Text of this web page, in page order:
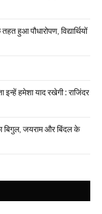
हुआ पौधारोपण, विद्यार्थियों
हमेशा याद रखेगी : राजिंदर
बिगुल, जयराम और बिंदल के